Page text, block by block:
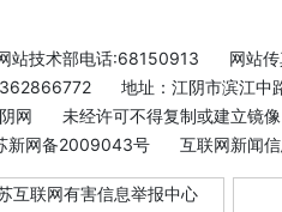
站技术部电话:68150913
网站
地址：江阴市滨江中
网
未经许可不得复制或建立镜像
新网备2009043号 互联网新闻
互联网有害信息举报中心